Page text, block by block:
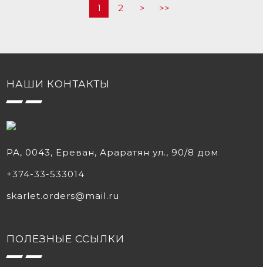
1 2 > >>
НАШИ КОНТАКТЫ
РА, 0043, Ереван, Араратян ул., 90/8 дом
+374-33-533014‬
skarlet.orders@mail.ru
ПОЛЕЗНЫЕ ССЫЛКИ